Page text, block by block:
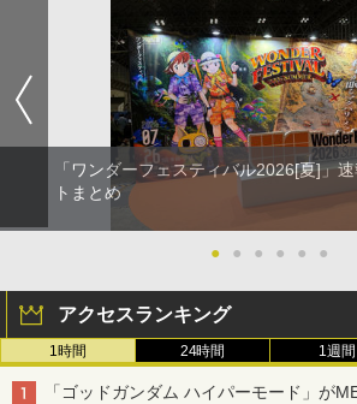
「ワンダーフェスティバル2026[夏]」
トまとめ
● ● ● ● ● ●
アクセスランキング
1時間 24時間 1週間
「ゴッドガンダム ハイパーモード」が